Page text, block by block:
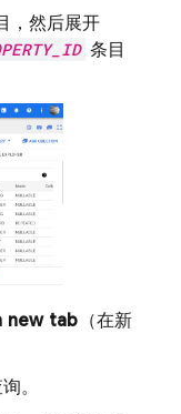
，然后展开
条目
new tab （在新
。